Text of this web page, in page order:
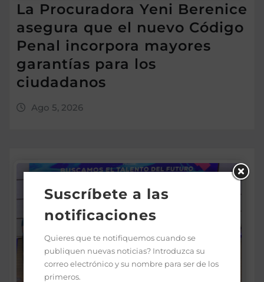
La Procuradora Yeni Berenice
asegura que el nuevo Código
Penal incorpora mayores
garantías para los
ciudadanos
Ago 5, 2026
Suscríbete a las
notificaciones
Quieres que te notifiquemos cuando se
publiquen nuevas noticias? Introduzca su
correo electrónico y su nombre para ser de los
primeros.